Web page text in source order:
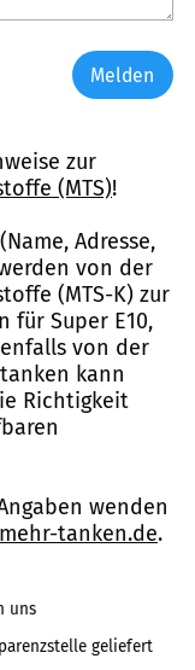
Melden
zur
(MTS)!
Adresse,
von der
(MTS-K) zur
für Super E10,
von der
kann
Richtigkeit
wenden
tanken.de.
uns
geliefert